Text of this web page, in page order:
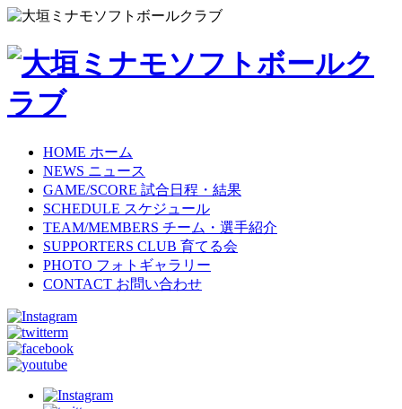
HOME ホーム
NEWS ニュース
GAME/SCORE 試合日程・結果
SCHEDULE スケジュール
TEAM/MEMBERS チーム・選手紹介
SUPPORTERS CLUB 育てる会
PHOTO フォトギャラリー
CONTACT お問い合わせ